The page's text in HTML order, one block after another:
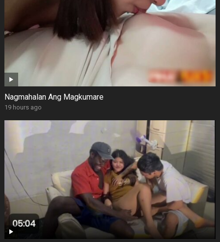
Nagmahalan Ang Magkumare
19 hours ago